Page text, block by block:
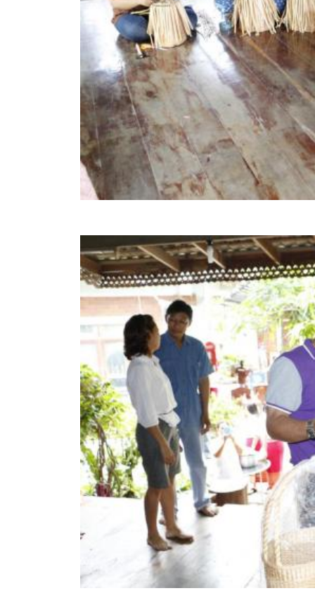
ขั้นตอนและวิธีการชำระภาษีฯ
แบบฟอร์มการชำระภาษีฯ
การบริการแบบเบ็ดเสร็จ (One Stop Service)
หนังสือสั่งการ
สรุปผลการปฏิบัติงานประจำเดือน GPS
การเสริมสร้างคุณธรรมจริยธรรม
ITA : การประเมินคุณธรรมและความโปร่งใสในการ
การจัดการความรู้ (KM)
ข้อระเบียบและกฎหมาย
มาตรฐานการปฏิบัติงาน
แผนพัฒนาท้องถิ่น ของอบจ.สุพรรณบุรี
ข้อบัญญัติงบประมาณรายจ่ายประจำปี ของ อบจ.สุ
ข้อบัญญัติอื่นๆ ของ อบจ.สุพรรณบุรี
รายงานการประชุมสภา อบจ.สุพรรณบุรี